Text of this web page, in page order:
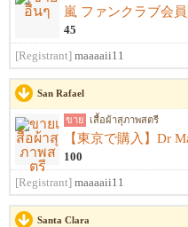
45
[Registrant] maaaaii11
San Rafael
ขาย เสื้อผ้าสุภาพสตรี
100
[Registrant] maaaaii11
Santa Clara